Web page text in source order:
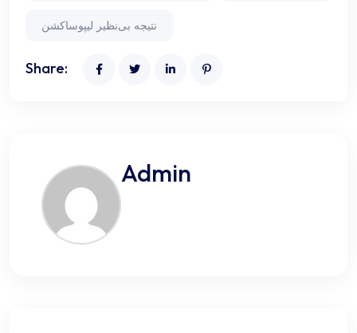
نتیجه بی‌نظیر لیپوساکشن
Share:
Admin